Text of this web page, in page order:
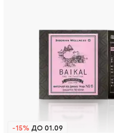
-15% ДО 01.09